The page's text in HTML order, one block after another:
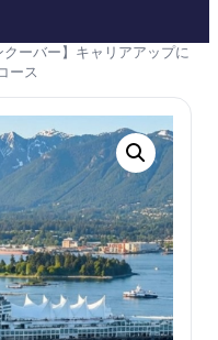
ーバー】キャリアアップに
ース